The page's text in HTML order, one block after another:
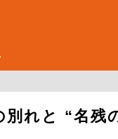
別れと “名残